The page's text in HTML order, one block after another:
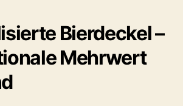
Bierdeckel –
Mehrwert